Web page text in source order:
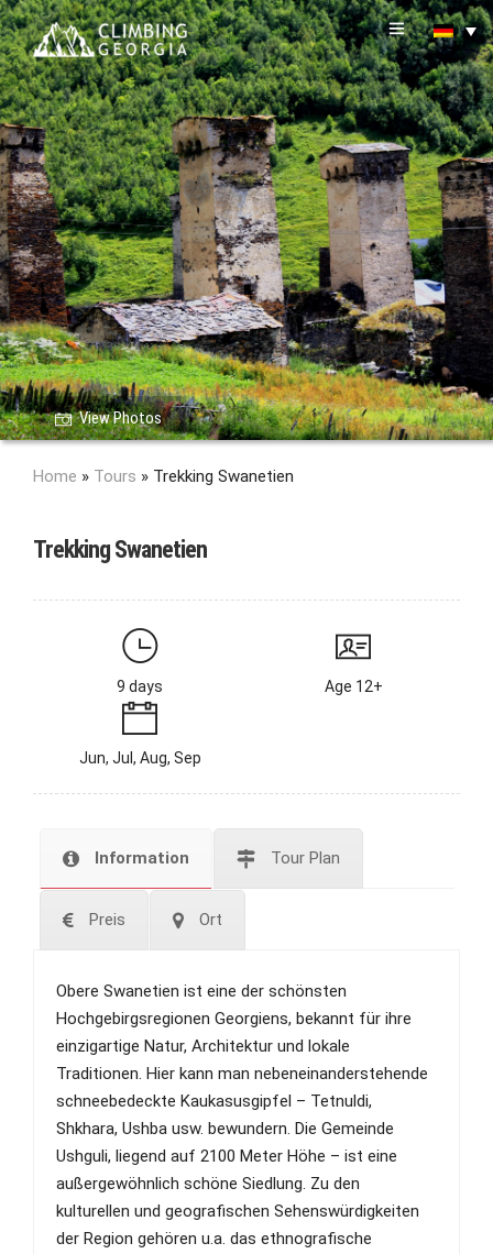
View Photos
Home » Tours » Trekking Swanetien
Trekking Swanetien
9 days Age 12+
Jun, Jul, Aug, Sep
Information Tour Plan
Preis Ort
Obere Swanetien ist eine der schönsten
Hochgebirgsregionen Georgiens, bekannt für ihre
einzigartige Natur, Architektur und lokale
Traditionen. Hier kann man nebeneinanderstehende
schneebedeckte Kaukasusgipfel – Tetnuldi,
Shkhara, Ushba usw. bewundern. Die Gemeinde
Ushguli, liegend auf 2100 Meter Höhe – ist eine
außergewöhnlich schöne Siedlung. Zu den
kulturellen und geografischen Sehenswürdigkeiten
der Region gehören u.a. das ethnografische